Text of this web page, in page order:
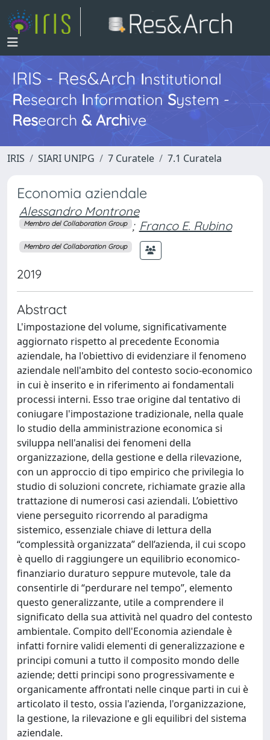
IRIS - Res&ArchInstitutional
Research InformationSystem -
Research & Archive
IRIS SIARI UNIPG 7 Curatele 7.1 Curatela
Economia aziendale
Alessandro Montrone
Membro del Collaboration Group ; Franco E. Rubino
Membro del Collaboration Group
2019
Abstract
L'impostazione del volume, significativamente
aggiornato rispetto al precedente Economia
aziendale, ha l'obiettivo di evidenziare il fenomeno
aziendale nell'ambito del contesto socio-economico
in cui è inserito e in riferimento ai fondamentali
processi interni. Esso trae origine dal tentativo di
coniugare l'impostazione tradizionale, nella quale
lo studio della amministrazione economica si
sviluppa nell'analisi dei fenomeni della
organizzazione, della gestione e della rilevazione,
con un approccio di tipo empirico che privilegia lo
studio di soluzioni concrete, richiamate grazie alla
trattazione di numerosi casi aziendali. L’obiettivo
viene perseguito ricorrendo al paradigma
sistemico, essenziale chiave di lettura della
“complessità organizzata” dell’azienda, il cui scopo
è quello di raggiungere un equilibrio economico-
finanziario duraturo seppure mutevole, tale da
consentirle di “perdurare nel tempo”, elemento
questo generalizzante, utile a comprendere il
significato della sua attività nel quadro del contesto
ambientale. Compito dell'Economia aziendale è
infatti fornire validi elementi di generalizzazione e
principi comuni a tutto il composito mondo delle
aziende; detti principi sono progressivamente e
organicamente affrontati nelle cinque parti in cui è
articolato il testo, ossia l'azienda, l'organizzazione,
la gestione, la rilevazione e gli equilibri del sistema
aziendale.